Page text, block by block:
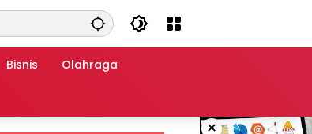
Bisnis Olahraga
×